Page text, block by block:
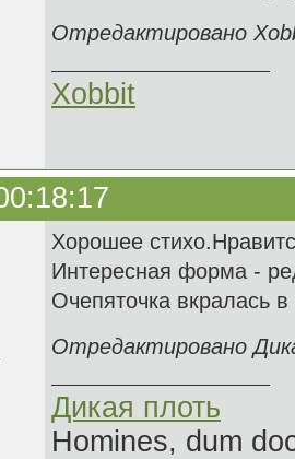
Отредактировано
Xobbit
Хорошее
Интересная форма -
Очепяточка вкралась
Отредактировано
Дикая плоть
Homines, dum